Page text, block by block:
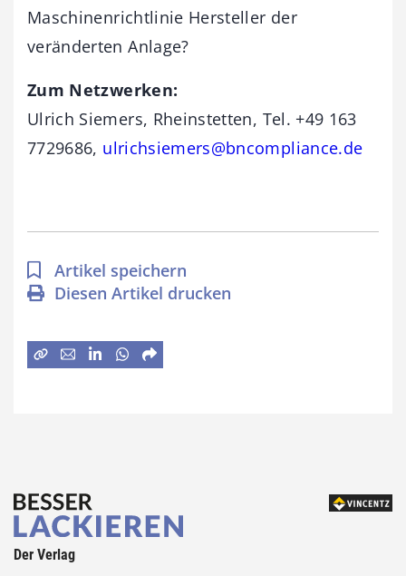
Maschinenrichtlinie Hersteller der
veränderten Anlage?
Zum Netzwerken:
Ulrich Siemers, Rheinstetten, Tel. +49 163
7729686, ulrichsiemers@bncompliance.de
Artikel speichern
Diesen Artikel drucken
Der Verlag